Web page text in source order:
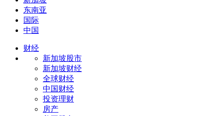
东南亚
国际
中国
财经
新加坡股市
新加坡财经
全球财经
中国财经
投资理财
房产